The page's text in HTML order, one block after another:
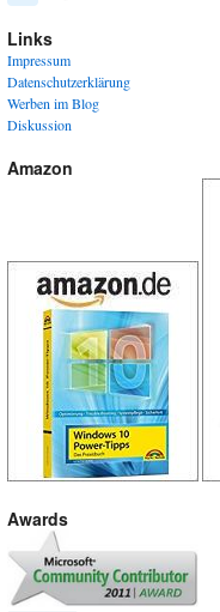
Links
Impressum
Datenschutzerklärung
Werben im Blog
Diskussion
Amazon
Awards